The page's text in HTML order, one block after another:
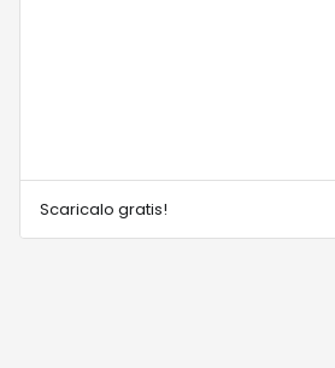
Scaricalo gratis!